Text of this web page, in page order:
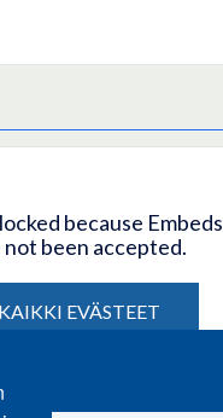
because Embeds
not been accepted.
EVÄSTEET